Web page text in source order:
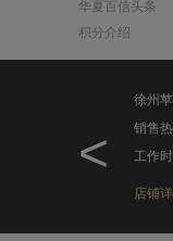
华夏百信头条
积分介绍
<
销售
工作
店铺